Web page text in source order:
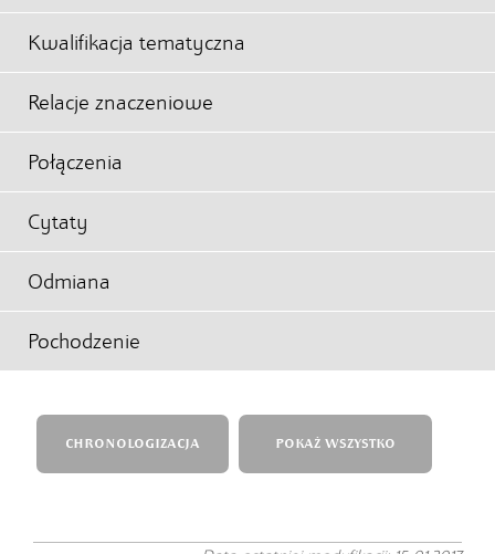
Kwalifikacja tematyczna
Relacje znaczeniowe
Połączenia
Cytaty
Odmiana
Pochodzenie
CHRONOLOGIZACJA POKAŻ WSZYSTKO